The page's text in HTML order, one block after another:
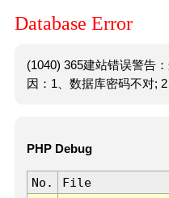
Database Error
(1040) 365建站错误警告
因：1、数据库密码不对; 2
PHP Debug
No. File